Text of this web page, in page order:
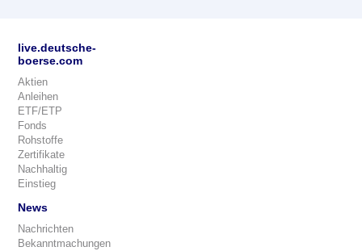
live.deutsche-
boerse.com
Aktien
Anleihen
ETF/ETP
Fonds
Rohstoffe
Zertifikate
Nachhaltig
Einstieg
News
Nachrichten
Bekanntmachungen